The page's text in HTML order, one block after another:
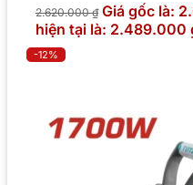
2.620.000₫ Giá gốc là:
hiện tại là: 2.489.000
-12%